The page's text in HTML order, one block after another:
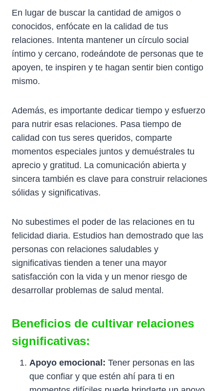
En lugar de buscar la cantidad de amigos o
conocidos, enfócate en la calidad de tus
relaciones. Intenta mantener un círculo social
íntimo y cercano, rodeándote de personas que te
apoyen, te inspiren y te hagan sentir bien contigo
mismo.
Además, es importante dedicar tiempo y esfuerzo
para nutrir esas relaciones. Pasa tiempo de
calidad con tus seres queridos, comparte
momentos especiales juntos y demuéstrales tu
aprecio y gratitud. La comunicación abierta y
sincera también es clave para construir relaciones
sólidas y significativas.
No subestimes el poder de las relaciones en tu
felicidad diaria. Estudios han demostrado que las
personas con relaciones saludables y
significativas tienden a tener una mayor
satisfacción con la vida y un menor riesgo de
desarrollar problemas de salud mental.
Beneficios de cultivar relaciones
significativas:
Apoyo emocional: Tener personas en las
que confiar y que estén ahí para ti en